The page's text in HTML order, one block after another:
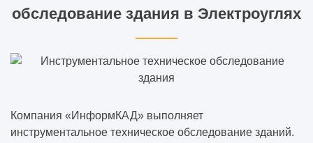
обследование здания в Электроуглях
Компания «ИнформКАД» выполняет
инструментальное техническое обследование зданий.